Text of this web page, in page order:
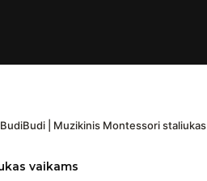
BudiBudi | Muzikinis Montessori staliukas